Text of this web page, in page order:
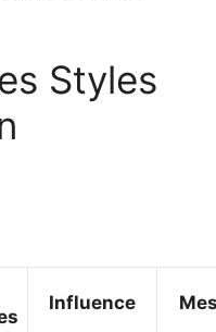
Styles
Influence